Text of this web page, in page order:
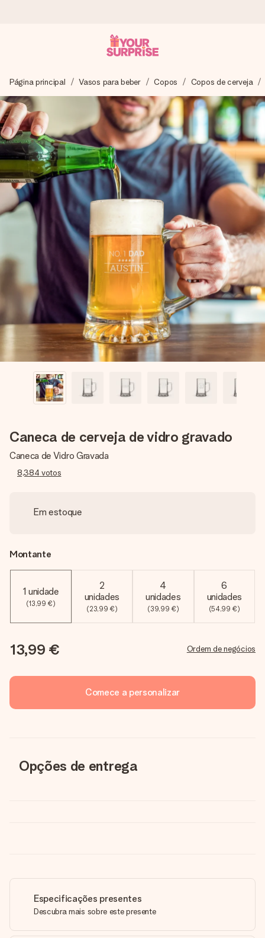
Preparamos o teu presente com toda a atenção e
enviamos num instante - para que possas oferece-lo na
hora certa, quando mais importa.
4,7 (com base em +15.000 avaliações)
Os nossos presentes inspiram. Os clientes avaliam-nos
com 4,7 no Google Reviews.
Cartão com mensagem grátis
Cria algo único em apenas alguns passos - com o nome
dela, uma foto ou uma mensagem que realmente toca o
coração. Sem complicações, apenas todo o amor num
momento especial.
Página principal Vasos para beber Copos Copos de cerveja
Caneca de cerveja de vidro gravado
Caneca de Vidro Gravada
8,384 votos
Em estoque
Montante
1 unidade
(13,99 €)
2
unidades
(23,99 €)
4
unidades
(39,99 €)
6
unidades
(54,99 €)
13,99 € Ordem de negócios
Comece a personalizar
Opções de entrega
Especificações presentes
Descubra mais sobre este presente